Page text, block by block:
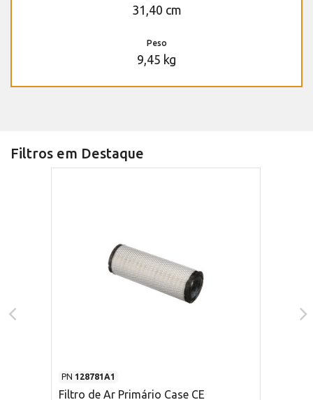
31,40 cm
Peso
9,45 kg
Filtros em Destaque
PN 128781A1
Filtro de Ar Primário Case CE